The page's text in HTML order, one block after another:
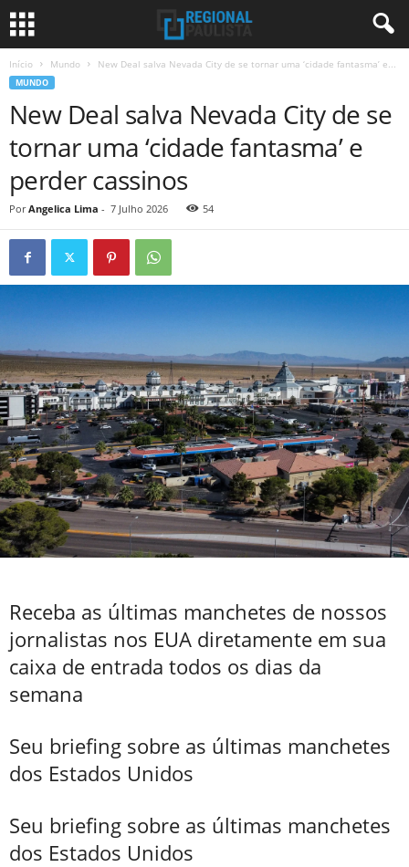
Início Mundo New Deal salva Nevada City de se tornar uma ‘cidade fantasma’ e...
MUNDO
New Deal salva Nevada City de se
tornar uma ‘cidade fantasma’ e
perder cassinos
Por Angelica Lima - 7 Julho 2026 54
Receba as últimas manchetes de nossos
jornalistas nos EUA diretamente em sua
caixa de entrada todos os dias da
semana
Seu briefing sobre as últimas manchetes
dos Estados Unidos
Seu briefing sobre as últimas manchetes
dos Estados Unidos